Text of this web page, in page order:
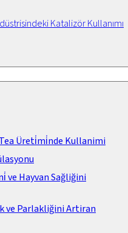
Katalizör Kullanımı
Üreti̇mi̇nde Kullanimi
ve Hayvan Sağliğini
ve Parlakliğini Artiran